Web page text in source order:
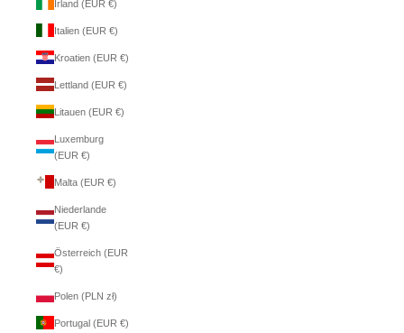
Irland (EUR €)
Italien (EUR €)
Kroatien (EUR €)
Lettland (EUR €)
Litauen (EUR €)
Luxemburg
(EUR €)
Malta (EUR €)
Niederlande
(EUR €)
Österreich (EUR
€)
Polen (PLN zł)
Portugal (EUR €)